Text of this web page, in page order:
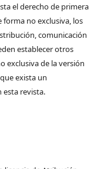
el derecho de primera
forma no exclusiva, los
comunicación
establecer otros
exclusiva de la versión
exista un
esta revista.